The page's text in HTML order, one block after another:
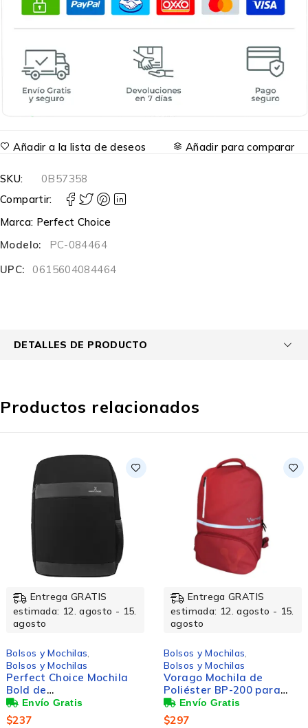
Añadir a la lista de deseos Añadir para comparar
SKU:
0B57358
Compartir:
Marca: Perfect Choice
Modelo:
PC-084464
UPC:
0615604084464
DETALLES DE PRODUCTO
Productos relacionados
Entrega GRATIS
12. agosto - 15.
y Mochilas,
y Mochilas
Choice Mochila
de
Poliuretano
Laptop 15.6", Negro
Entrega GRATIS
estimada: 12. agosto - 15.
agosto
Bolsos y Mochilas,
Bolsos y Mochilas
Vorago Mochila de
Poliéster BP-200 para
Laptop 15.6", Rojo
297